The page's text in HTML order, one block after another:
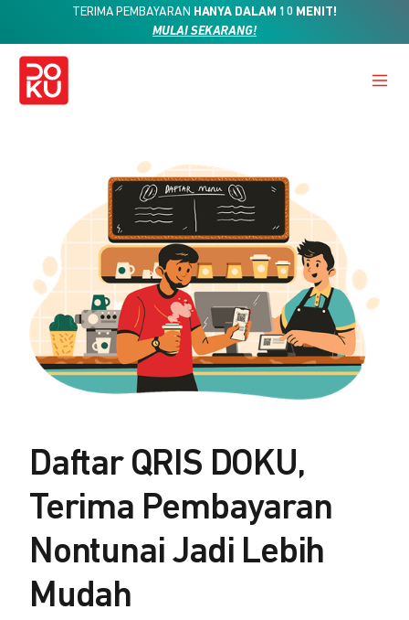
TERIMA PEMBAYARAN HANYA DALAM 10 MENIT!
MULAI SEKARANG!
Daftar QRIS DOKU,
Terima Pembayaran
Nontunai Jadi Lebih
Mudah